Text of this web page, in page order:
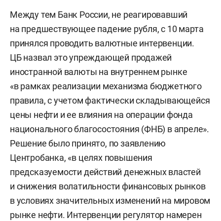
Между тем Банк России, не реагировавший
на предшествующее падение рубля, с 10 марта
принялся проводить валютные интервенции.
ЦБ назвал это упреждающей продажей
иностранной валюты на внутреннем рынке
«в рамках реализации механизма бюджетного
правила, с учетом фактически складывающейся
цены нефти и ее влияния на операции фонда
национального благосостояния (ФНБ) в апреле».
Решение было принято, по заявлению
Центробанка, «в целях повышения
предсказуемости действий денежных властей
и снижения волатильности финансовых рынков
в условиях значительных изменений на мировом
рынке нефти. Интервенции регулятор намерен